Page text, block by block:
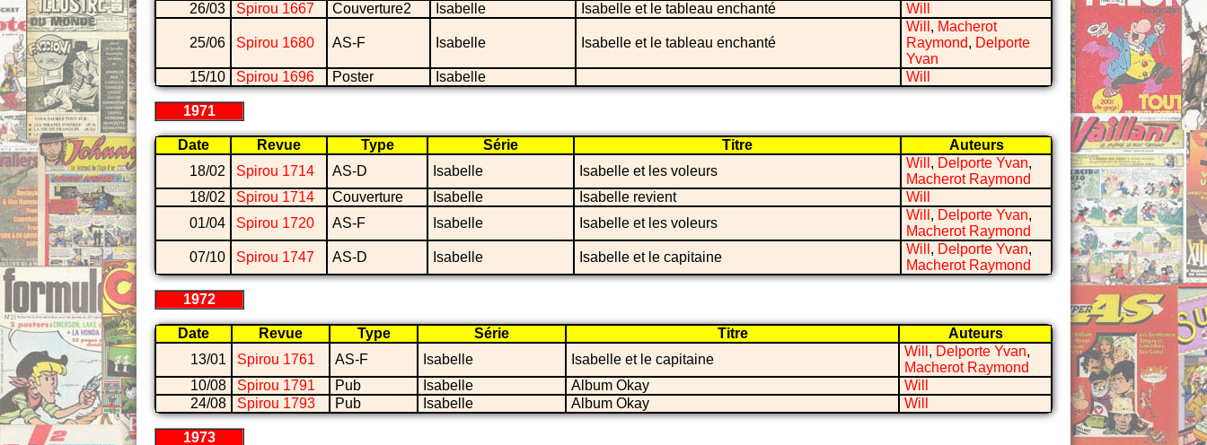
26/03
Spirou 1667 Couverture2 Isabelle Isabelle et le tableau enchanté Will
25/06 Spirou 1680 AS-F Isabelle Isabelle et le tableau enchanté
Will , Macherot
Raymond, Delporte
Yvan
15/10
Spirou 1696 Poster Isabelle Will
1971
Date Revue Type Série Titre
Auteurs
18/02
Spirou 1714 AS-D Isabelle Isabelle et les voleurs
Will , Delporte Yvan,
Macherot Raymond
18/02
Spirou 1714 Couverture Isabelle Isabelle revient
Will
01/04
Spirou 1720 AS-F Isabelle Isabelle et les voleurs
Will , Delporte Yvan,
Macherot Raymond
07/10
Spirou 1747 AS-D Isabelle Isabelle et le capitaine
Will , Delporte Yvan,
Macherot Raymond
1972
Date Revue Type Série Titre
Auteurs
13/01
Spirou 1761 AS-F Isabelle Isabelle et le capitaine
Will , Delporte Yvan,
Macherot Raymond
10/08
Spirou 1791 Pub Isabelle Album Okay
Will
24/08
Spirou 1793 Pub Isabelle Album Okay Will
1973